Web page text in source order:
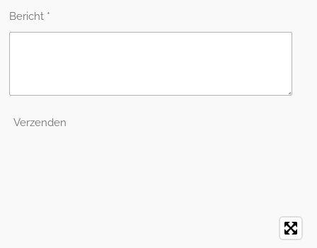
Bericht *
Verzenden